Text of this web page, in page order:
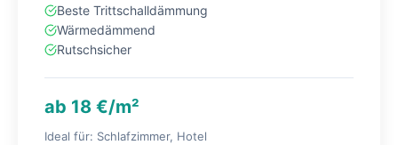
Beste Trittschalldämmung
Wärmedämmend
Rutschsicher
ab 18 €/m²
Ideal für: Schlafzimmer, Hotel